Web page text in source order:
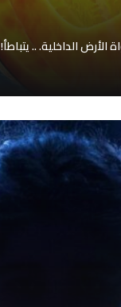
الأرض الداخلية. .. يتباطأ!